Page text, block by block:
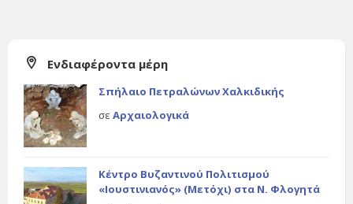
Ενδιαφέροντα μέρη
Σπήλαιο Πετραλώνων Χαλκιδικής
σε Αρχαιολογικά
Κέντρο Βυζαντινού Πολιτισμού
«Ιουστινιανός» (Μετόχι) στα Ν. Φλογητά